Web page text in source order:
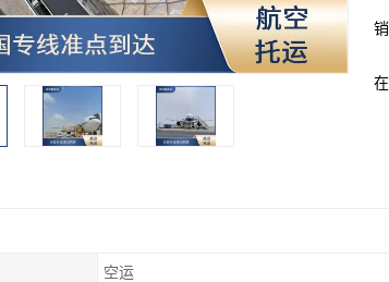
空运